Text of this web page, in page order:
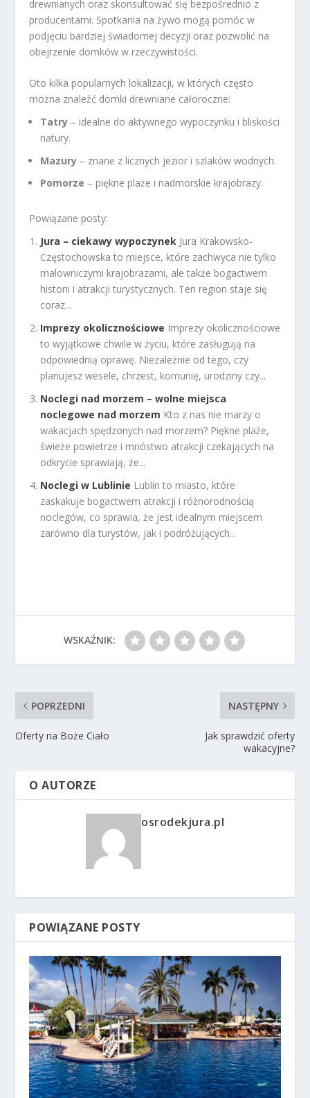
drewnianych oraz skonsultować się bezpośrednio z
producentami. Spotkania na żywo mogą pomóc w
podjęciu bardziej świadomej decyzji oraz pozwolić na
obejrzenie domków w rzeczywistości.
Oto kilka popularnych lokalizacji, w których często
można znaleźć domki drewniane całoroczne:
Tatry – idealne do aktywnego wypoczynku i bliskości
natury.
Mazury – znane z licznych jezior i szlaków wodnych.
Pomorze – piękne plaże i nadmorskie krajobrazy.
Powiązane posty:
Jura – ciekawy wypoczynek Jura Krakowsko-
Częstochowska to miejsce, które zachwyca nie tylko
malowniczymi krajobrazami, ale także bogactwem
historii i atrakcji turystycznych. Ten region staje się
coraz...
Imprezy okolicznościowe Imprezy okolicznościowe
to wyjątkowe chwile w życiu, które zasługują na
odpowiednią oprawę. Niezależnie od tego, czy
planujesz wesele, chrzest, komunię, urodziny czy...
Noclegi nad morzem – wolne miejsca
noclegowe nad morzem Kto z nas nie marzy o
wakacjach spędzonych nad morzem? Piękne plaże,
świeże powietrze i mnóstwo atrakcji czekających na
odkrycie sprawiają, że...
Noclegi w Lublinie Lublin to miasto, które
zaskakuje bogactwem atrakcji i różnorodnością
noclegów, co sprawia, że jest idealnym miejscem
zarówno dla turystów, jak i podróżujących...
WSKAŹNIK:
POPRZEDNI
Oferty na Boże Ciało
NASTĘPNY
Jak sprawdzić oferty
wakacyjne?
O AUTORZE
osrodekjura.pl
POWIĄZANE POSTY